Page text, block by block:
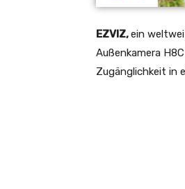
EZVIZ,ein
Außenkamera
Zugänglichkeit in